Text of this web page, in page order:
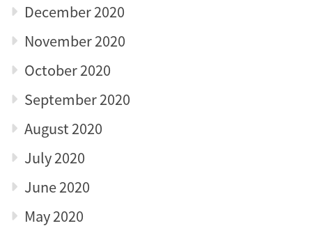
December 2020
November 2020
October 2020
September 2020
August 2020
July 2020
June 2020
May 2020